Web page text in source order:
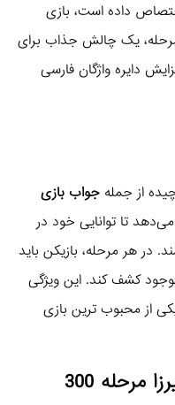
داده است، بازی
است. این بازی با بیش از 900 مرحله، یک چالش جذاب برای
دایره واژگان فارسی
از جمله جواب بازی
تا توانایی خود در
در هر مرحله، بازیکن باید
کشف کند. این ویژگی
از محبوب‌ ترین بازی‌
300